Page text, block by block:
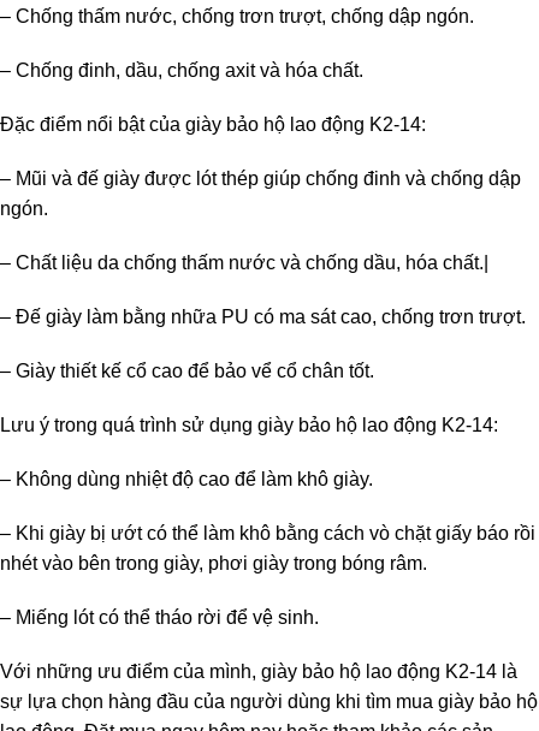
– Chống thấm nước, chống trơn trượt, chống dập ngón.
– Chống đinh, dầu, chống axit và hóa chất.
Đặc điểm nổi bật của giày bảo hộ lao động K2-14:
– Mũi và đế giày được lót thép giúp chống đinh và chống dập
ngón.
– Chất liệu da chống thấm nước và chống dầu, hóa chất.|
– Đế giày làm bằng nhữa PU có ma sát cao, chống trơn trượt.
– Giày thiết kế cổ cao để bảo vể cổ chân tốt.
Lưu ý trong quá trình sử dụng giày bảo hộ lao động K2-14:
– Không dùng nhiệt độ cao để làm khô giày.
– Khi giày bị ướt có thể làm khô bằng cách vò chặt giấy báo rồi
nhét vào bên trong giày, phơi giày trong bóng râm.
– Miếng lót có thể tháo rời để vệ sinh.
Với những ưu điểm của mình, giày bảo hộ lao động K2-14 là
sự lựa chọn hàng đầu của người dùng khi tìm mua giày bảo hộ